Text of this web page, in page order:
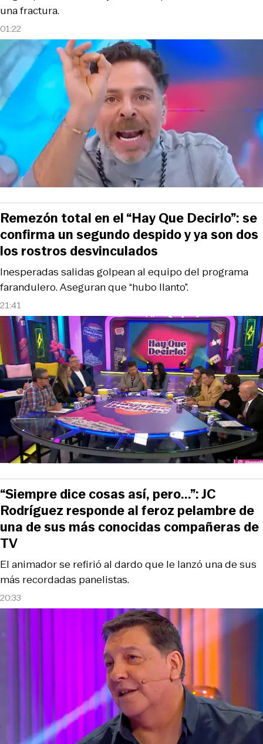
01:22
una fractura.
21:41
Inesperadas salidas golpean al equipo del programa
farandulero. Aseguran que “hubo llanto”.
Remezón total en el “Hay Que Decirlo”: se
confirma un segundo despido y ya son dos
los rostros desvinculados
20:33
El animador se refirió al dardo que le lanzó una de sus
más recordadas panelistas.
“Siempre dice cosas así, pero...”: JC
Rodríguez responde al feroz pelambre de
una de sus más conocidas compañeras de
TV